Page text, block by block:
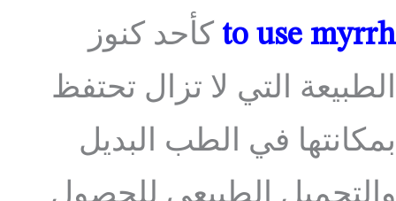
to use myrrh كأحد كنوز
الطبيعة التي لا تزال تحتفظ
بمكانتها في الطب البديل